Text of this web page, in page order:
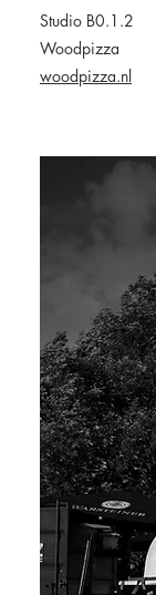
Studio B0.1.2
Woodpizza
woodpizza.nl